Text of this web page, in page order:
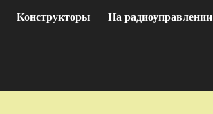
Конструкторы На радиоуправлении